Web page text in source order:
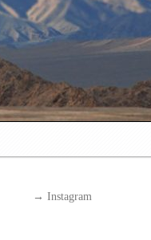
Instagram
→